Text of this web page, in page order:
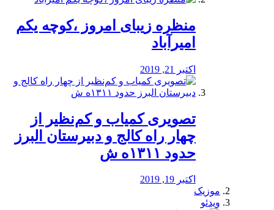
منظره‌‌ زیبای امروز ،کوچه یکم
امیرآباد
اکتبر 21, 2019
️تصویری کمیاب و کم‌نظیر از
چهار راه كالج و دبيرستان البرز
حدود ۱۳۱۱ه ش
اکتبر 19, 2019
موزیک
ویدئو